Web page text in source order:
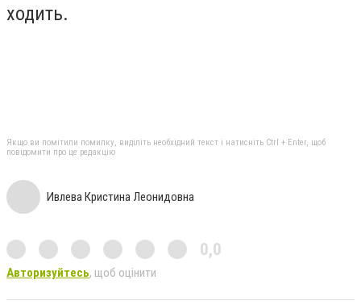
ходить.
Якщо ви помітили помилку, виділіть необхідний текст і натисніть Ctrl + Enter, щоб
повідомити про це редакцію
Ивлева Кристина Леонидовна
0,0
Авторизуйтесь, щоб оцінити